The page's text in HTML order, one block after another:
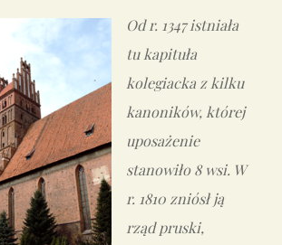
Od r. 1347 istniała
tu kapituła
kolegiacka z kilku
kanoników, której
uposażenie
stanowiło 8 wsi. W
r. 1810 zniósł ją
rząd pruski,